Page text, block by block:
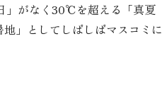
」がなく30℃を超える「真夏
」としてしばしばマスコミに